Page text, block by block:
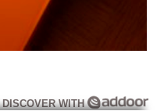
DISCOVER WITH